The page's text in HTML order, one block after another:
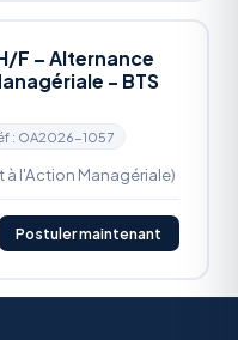
F – Alternance
- BTS
: OA2026-1057
à l'Action Managériale)
Postuler maintenant